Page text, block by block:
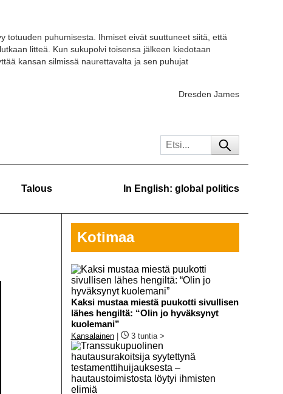
totuuden puhumisesta. Ihmiset eivät suuttuneet siitä, että
litteä. Kun sukupolvi toisensa jälkeen kiedotaan
kansan silmissä naurettavalta ja sen puhujat
Dresden James
Talous In English: global politics
Kotimaa
Kaksi mustaa miestä puukotti sivullisen
lähes hengiltä: “Olin jo hyväksynyt
kuolemani”
Kansalainen| 3 tuntia >